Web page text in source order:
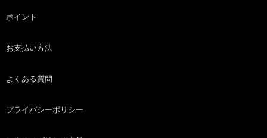
ポイント
お支払い方法
よくある質問
プライバシーポリシー